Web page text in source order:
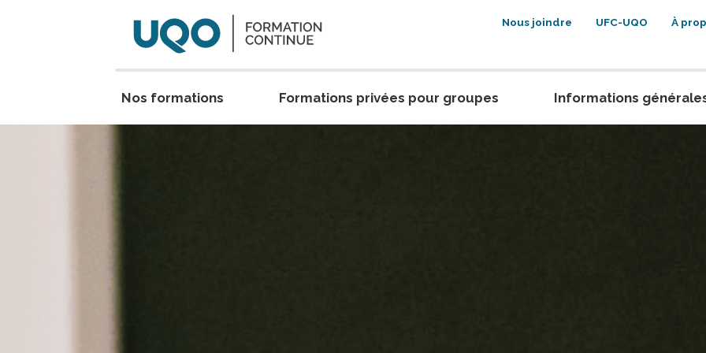
Aller au contenu principal Nous joindre UFC-UQO À
Nos formations Formations privées pour groupes Informations